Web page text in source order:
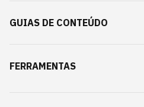
GUIAS DE CONTEÚDO
FERRAMENTAS